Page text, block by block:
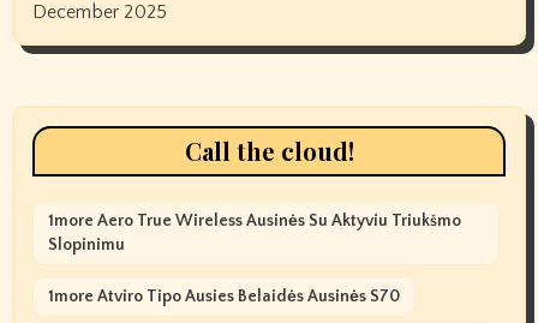
December 2025
Call the cloud!
1more Aero True Wireless Ausinės Su Aktyviu Triukšmo
Slopinimu
1more Atviro Tipo Ausies Belaidės Ausinės S70